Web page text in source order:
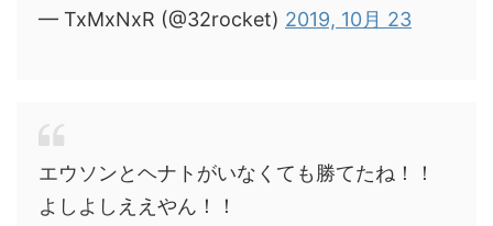
— TxMxNxR (@32rocket) 2019, 10月 23
エウソンとヘナトがいなくても勝てたね！！
よしよしええやん！！